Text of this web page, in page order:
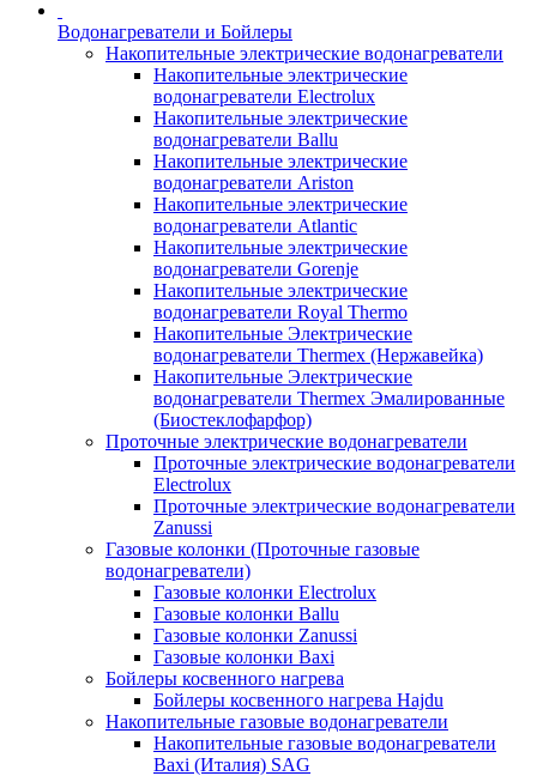
Водонагреватели и Бойлеры
Накопительные электрические водонагреватели
Накопительные электрические
водонагреватели Electrolux
Накопительные электрические
водонагреватели Ballu
Накопительные электрические
водонагреватели Ariston
Накопительные электрические
водонагреватели Atlantic
Накопительные электрические
водонагреватели Gorenje
Накопительные электрические
водонагреватели Royal Thermo
Накопительные Электрические
водонагреватели Thermex (Нержавейка)
Накопительные Электрические
водонагреватели Thermex Эмалированные
(Биостеклофарфор)
Проточные электрические водонагреватели
Проточные электрические водонагреватели
Electrolux
Проточные электрические водонагреватели
Zanussi
Газовые колонки (Проточные газовые
водонагреватели)
Газовые колонки Electrolux
Газовые колонки Ballu
Газовые колонки Zanussi
Газовые колонки Baxi
Бойлеры косвенного нагрева
Бойлеры косвенного нагрева Hajdu
Накопительные газовые водонагреватели
Накопительные газовые водонагреватели
Baxi (Италия) SAG